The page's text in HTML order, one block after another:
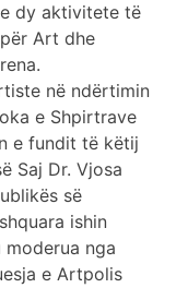
dy aktivitete të
Art dhe
në ndërtimin
e Shpirtrave
e fundit të këtij
Saj Dr. Vjosa
së
ishin
nga
e Artpolis